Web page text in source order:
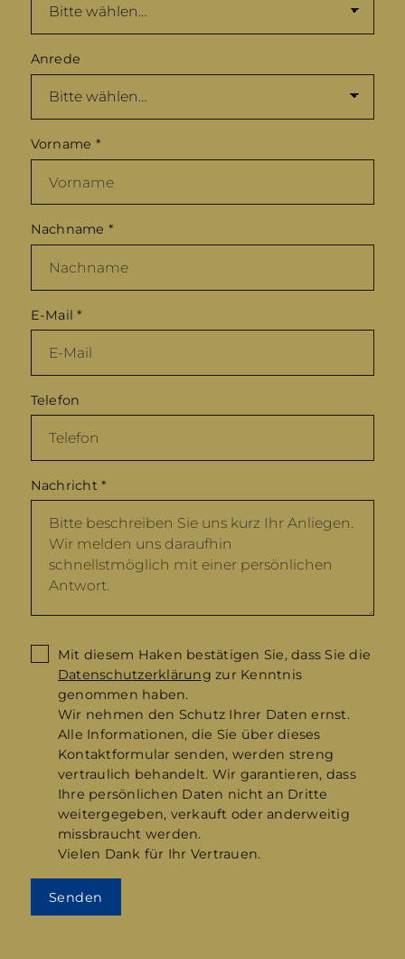
Anrede
Vorname *
Nachname *
E-Mail*
Telefon
Nachricht*
Mit diesem Haken bestätigen Sie, dass Sie die
Datenschutzerklärung zur Kenntnis
genommen haben.
Wir nehmen den Schutz Ihrer Daten ernst.
Alle Informationen, die Sie über dieses
Kontaktformular senden, werden streng
vertraulich behandelt. Wir garantieren, dass
Ihre persönlichen Daten nicht an Dritte
weitergegeben, verkauft oder anderweitig
missbraucht werden.
Vielen Dank für Ihr Vertrauen.
Senden